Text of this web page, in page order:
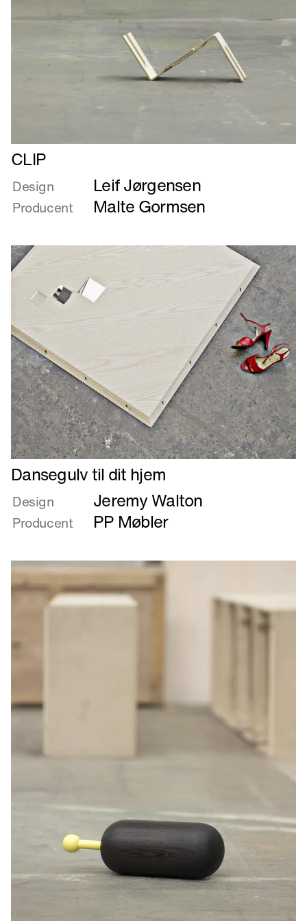
Læs
mere
om
CLIP
CLIP
Design Leif Jørgensen
Producent Malte Gormsen
Læs
mere
om
Dansegulv
til
hjem
Dansegulv til dit hjem
Design Jeremy Walton
Producent PP Møbler